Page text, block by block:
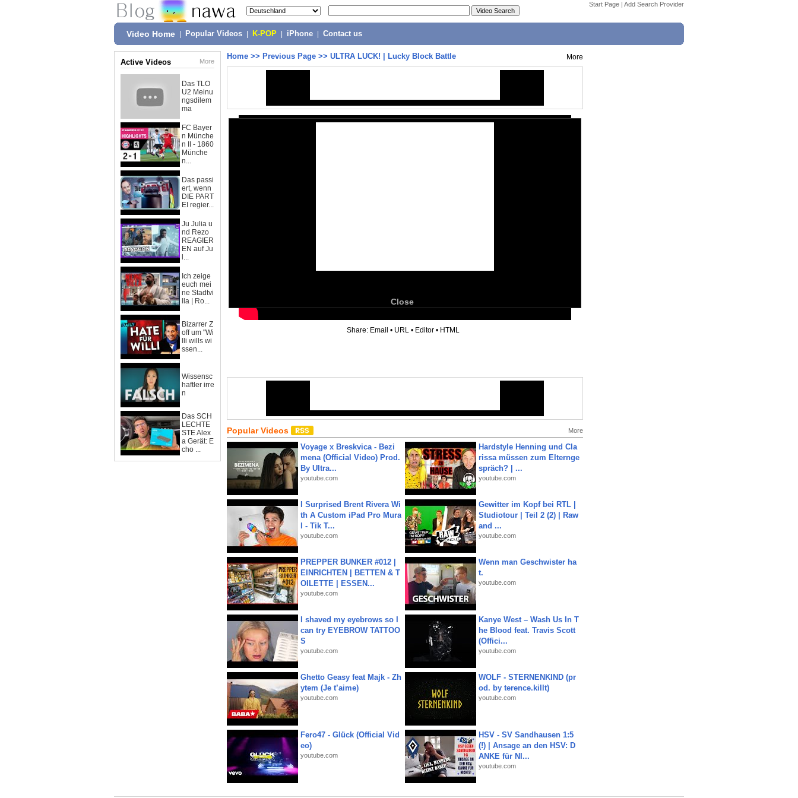
Start Page | Add Search Provider
Video Home Popular Videos K-POP iPhone Contact us
Active Videos More
Das TLO
U2 Meinu
ngsdilem
ma
FC Bayer
n Münche
n II - 1860
Münche
n...
Das passi
ert, wenn
DIE PART
EI regier...
Ju Julia u
nd Rezo
REAGIER
EN auf Ju
l...
Ich zeige
euch mei
ne Stadtvi
lla | Ro...
Bizarrer Z
off um "Wi
lli wills wi
ssen...
Wissensc
haftler irre
n
Das SCH
LECHTE
STE Alex
a Gerät: E
cho ...
Home >> Previous Page >> ULTRA LUCK! | Lucky Block Battle More
Close
Share: Email • URL • Editor • HTML
Popular Videos More
Voyage x Breskvica - Bezi
mena (Official Video) Prod.
By Ultra...
youtube.com
Hardstyle Henning und Cla
rissa müssen zum Elternge
spräch? | ...
youtube.com
I Surprised Brent Rivera Wi
th A Custom iPad Pro Mura
l - Tik T...
youtube.com
Gewitter im Kopf bei RTL |
Studiotour | Teil 2 (2) | Raw
and ...
youtube.com
PREPPER BUNKER #012 |
EINRICHTEN | BETTEN & T
OILETTE | ESSEN...
youtube.com
Wenn man Geschwister ha
t.
youtube.com
I shaved my eyebrows so I
can try EYEBROW TATTOO
S
youtube.com
Kanye West – Wash Us In T
he Blood feat. Travis Scott
(Offici...
youtube.com
Ghetto Geasy feat Majk - Zh
ytem (Je t’aime)
youtube.com
WOLF - STERNENKIND (pr
od. by terence.killt)
youtube.com
Fero47 - Glück (Official Vid
eo)
youtube.com
HSV - SV Sandhausen 1:5
(!) | Ansage an den HSV: D
ANKE für NI...
youtube.com